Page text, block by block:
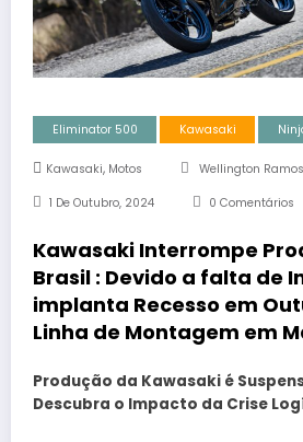
Eliminator 500 Kawasaki
Kawasaki, Motos Wellington Ramos
1 De Outubro, 2024 0 Comentários
Kawasaki Interrompe
Brasil : Devido a falta de
implanta Recesso em
Linha de Montagem em
Produção da Kawasaki é
Descubra o Impacto da Crise